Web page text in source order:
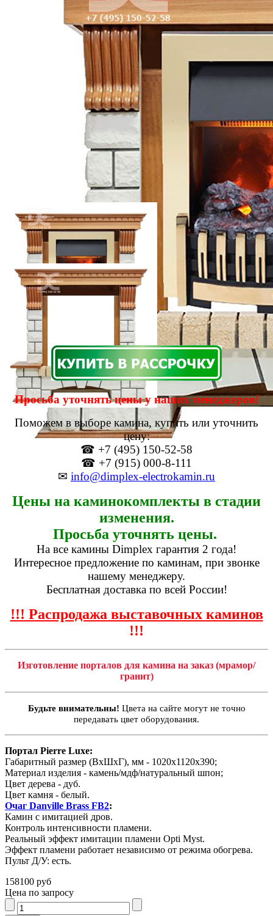
Просьба уточнять цены у наших менеджеров!
Поможем в выборе камина, купить или уточнить
цену:
☎ +7 (495) 150-52-58
☎ +7 (915) 000-8-111
✉ info@dimplex-electrokamin.ru
Цены на каминокомплекты в стадии
изменения.
Просьба уточнять цены.
На все камины Dimplex гарантия 2 года!
Интересное предложение по каминам, при звонке
нашему менеджеру.
Бесплатная доставка по всей России!
!!! Распродажа выставочных каминов
!!!
Изготовление порталов для камина на заказ (мрамор/
гранит)
Будьте внимательны! Цвета на сайте могут не точно
передавать цвет оборудования.
Портал Pierre Luxe:
Габаритный размер (ВхШхГ), мм - 1020х1120х390;
Материал изделия - камень/мдф/натуральный шпон;
Цвет дерева - дуб.
Цвет камня - белый.
Очаг Danville Brass FB2:
Камин с имитацией дров.
Контроль интенсивности пламени.
Реальный эффект имитации пламени Opti Myst.
Эффект пламени работает независимо от режима обогрева.
Пульт Д/У: есть.
158100 руб
Цена по запросу